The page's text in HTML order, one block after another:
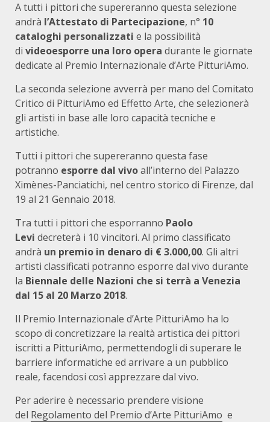
A tutti i pittori che supereranno questa selezione
andrà l’Attestato di Partecipazione, n° 10
cataloghi personalizzati e la possibilità
di videoesporre una loro opera durante le giornate
dedicate al Premio Internazionale d’Arte PitturiAmo.
La seconda selezione avverrà per mano del Comitato
Critico di PitturiAmo ed Effetto Arte, che selezionerà
gli artisti in base alle loro capacità tecniche e
artistiche.
Tutti i pittori che supereranno questa fase
potranno esporre dal vivoall’interno del Palazzo
Ximènes-Panciatichi, nel centro storico di Firenze, dal
19 al 21 Gennaio 2018.
Tra tutti i pittori che esporranno Paolo
Levi decreterà i 10 vincitori. Al primo classificato
andrà un premio in denaro di € 3.000,00. Gli altri
artisti classificati potranno esporre dal vivo durante
la Biennale delle Nazioni che si terrà a Venezia
dal 15 al 20 Marzo 2018.
Il Premio Internazionale d’Arte PitturiAmo ha lo
scopo di concretizzare la realtà artistica dei pittori
iscritti a PitturiAmo, permettendogli di superare le
barriere informatiche ed arrivare a un pubblico
reale, facendosi così apprezzare dal vivo.
Per aderire è necessario prendere visione
del Regolamento del Premio d’Arte PitturiAmo e